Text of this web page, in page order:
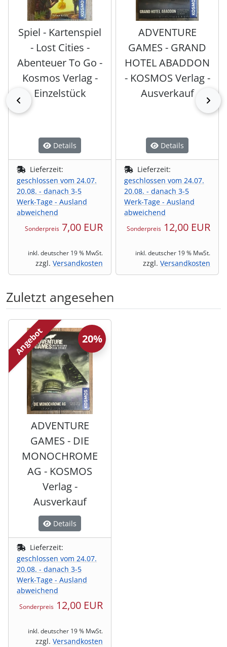
zurück
Spiel - Kartenspiel
- Lost Cities -
Abenteuer To Go -
Kosmos Verlag -
Einzelstück
Details
Lieferzeit:
geschlossen vom 24.07.
20.08. - danach 3-5
Werk-Tage - Ausland
abweichend
Sonderpreis 7,00 EUR
inkl. deutscher 19 % MwSt.
zzgl. Versandkosten
ADVENTURE
GAMES - GRAND
HOTEL ABADDON
- KOSMOS Verlag -
Ausverkauf
Details
Lieferzeit:
geschlossen vom 24.07.
20.08. - danach 3-5
Werk-Tage - Ausland
abweichend
Sonderpreis 12,00 EUR
inkl. deutscher 19 % MwSt.
zzgl. Versandkosten
Zuletzt angesehen
Es folgt ein Produktslider - navigieren Sie mit der Tab-
Angebot
ADVENTURE
GAMES - DIE
MONOCHROME
AG - KOSMOS
Verlag -
Ausverkauf
Details
Lieferzeit:
geschlossen vom 24.07.
20.08. - danach 3-5
Werk-Tage - Ausland
abweichend
Sonderpreis 12,00 EUR
20%
inkl. deutscher 19 % MwSt.
zzgl. Versandkosten